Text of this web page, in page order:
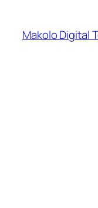
Makolo Digital